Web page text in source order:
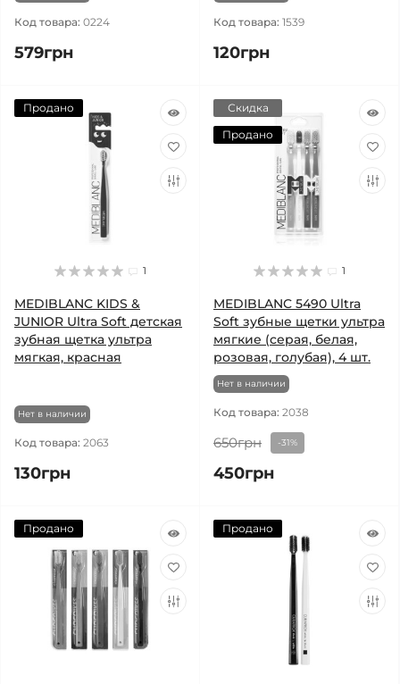
Код товара: 0224
579грн
Код товара: 1539
120грн
Продано
1
MEDIBLANC KIDS &
JUNIOR Ultra Soft детская
зубная щетка ультра
мягкая, красная
Нет в наличии
Код товара: 2063
130грн
Скидка
Продано
1
MEDIBLANC 5490 Ultra
Soft зубные щетки ультра
мягкие (серая, белая,
розовая, голубая), 4 шт.
Нет в наличии
Код товара: 2038
650грн -31%
450грн
Продано Продано